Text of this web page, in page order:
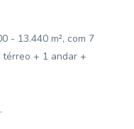
- 13.440 m², com 7
+ 1 andar +